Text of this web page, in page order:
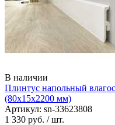
В наличии
Плинтус напольный
(80х15х2200 мм)
Артикул: sn-33623808
1 330 руб. / шт.